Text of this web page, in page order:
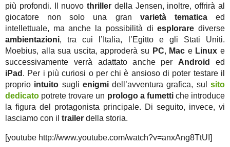
più profondi. Il nuovothriller della Jensen, inoltre, offrirà al
giocatore non solo una gran varietà tematicaed
intellettuale, ma anche la possibilità diesplorare diverse
ambientazioni, tra cui l’Italia, l’Egitto e gli Stati Uniti.
Moebius, alla sua uscita, approderà su PC, Mac e Linux e
successivamente verrà adattato anche per Android
ed
iPad . Per i più curiosi o per chi è ansioso di poter testare il
proprio intuito sugli enigmidell’avventura grafica, sulsito
dedicato potrete trovare un prologo a fumetti che introduce
la figura del protagonista principale. Di seguito, invece, vi
lasciamo con il trailer della storia.
[youtube http://www.youtube.com/watch?v=anxAng8TtUI]